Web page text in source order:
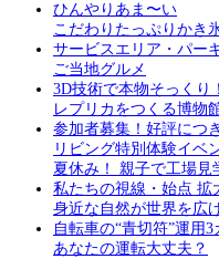
ひんやりあま〜い
こだわりたっぷりかき
サービスエリア・パー
ご当地グルメ
3D技術で本物そっくり！
レプリカをつくる博物
参加者募集！好評につ
リビング特別体験イベ
夏休み！ 親子で工場見
私たちの視線・始点 拡
身近な自然が世界を広
自転車の“青切符”運用3
あなたの運転大丈夫？